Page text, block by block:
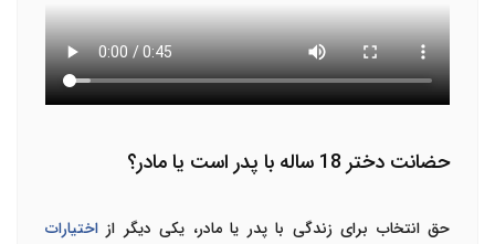
حضانت دختر 18 ساله با پدر است یا مادر؟
حق انتخاب برای زندگی با پدر یا مادر، یکی دیگر از اختیارات